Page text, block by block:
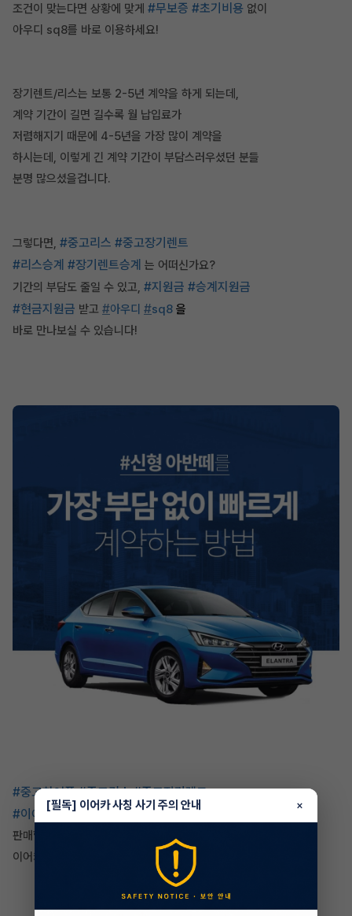
조건이 맞는다면 상황에 맞게 #무보증 #초기비용 없이
아우디 sq8를 바로 이용하세요!
장기렌트/리스는 보통 2-5년 계약을 하게 되는데,
계약 기간이 길면 길수록 월 납입료가
저렴해지기 때문에 4-5년을 가장 많이 계약을
하시는데, 이렇게 긴 계약 기간이 부담스러우셨던 분들
분명 많으셨을겁니다.
그렇다면, #중고리스 #중고장기렌트
#리스승계 #장기렌트승계 는 어떠신가요?
기간의 부담도 줄일 수 있고, #지원금 #승계지원금
#현금지원금 받고 #아우디 #sq8 을
바로 만나보실 수 있습니다!
#중고차어플 #중고리스 #중고장기렌트
#이어카를 통해서 쉽고 빠르게 자동차를 구매하고
판매할 수 있으니 구글스토어, 앱스토어를 통해서
이어카를 만나보세요!
[필독] 이어카 사칭 사기 주의 안내 ×